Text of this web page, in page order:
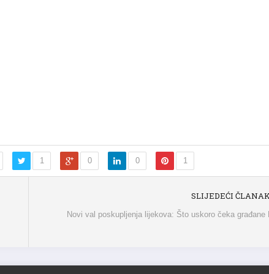
1 0 0 1
SLIJEDEĆI
Novi val poskupljenja lijekova: Što uskoro čeka građane